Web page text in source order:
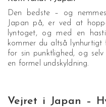
Den bedste – og
Japan på, er ved at
lyntoget, og med en
kommer du altså
for sin punktlighed, og
en formel undskyldning.
Vejret i Japan –